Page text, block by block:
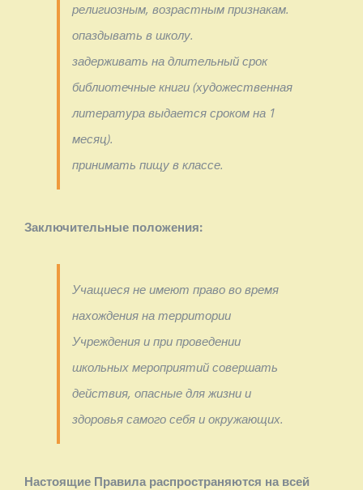
религиозным, возрастным признакам.
опаздывать в школу.
задерживать на длительный срок
библиотечные книги (художественная
литература выдается сроком на 1
месяц).
принимать пищу в классе.
Заключительные положения:
Учащиеся не имеют право во время
нахождения на территории
Учреждения и при проведении
школьных мероприятий совершать
действия, опасные для жизни и
здоровья самого себя и окружающих.
Настоящие Правила распространяются на всей